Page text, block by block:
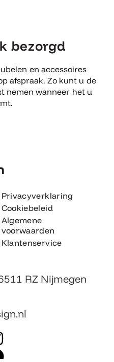
bezorgd
en accessoires
afspraak. Zo kunt u de
nemen wanneer het u
Privacyverklaring
Cookiebeleid
Algemene
voorwaarden
Klantenservice
RZ Nijmegen